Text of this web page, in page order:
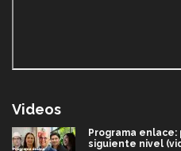
Videos
Programa
siguiente nivel